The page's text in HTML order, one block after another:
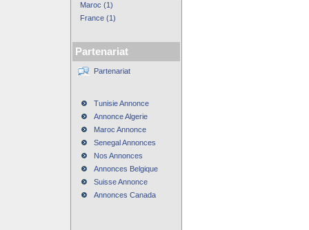
Maroc (1)
France (1)
Partenariat
Partenariat
Tunisie Annonce
Annonce Algerie
Maroc Annonce
Senegal Annonces
Nos Annonces
Annonces Belgique
Suisse Annonce
Annonces Canada